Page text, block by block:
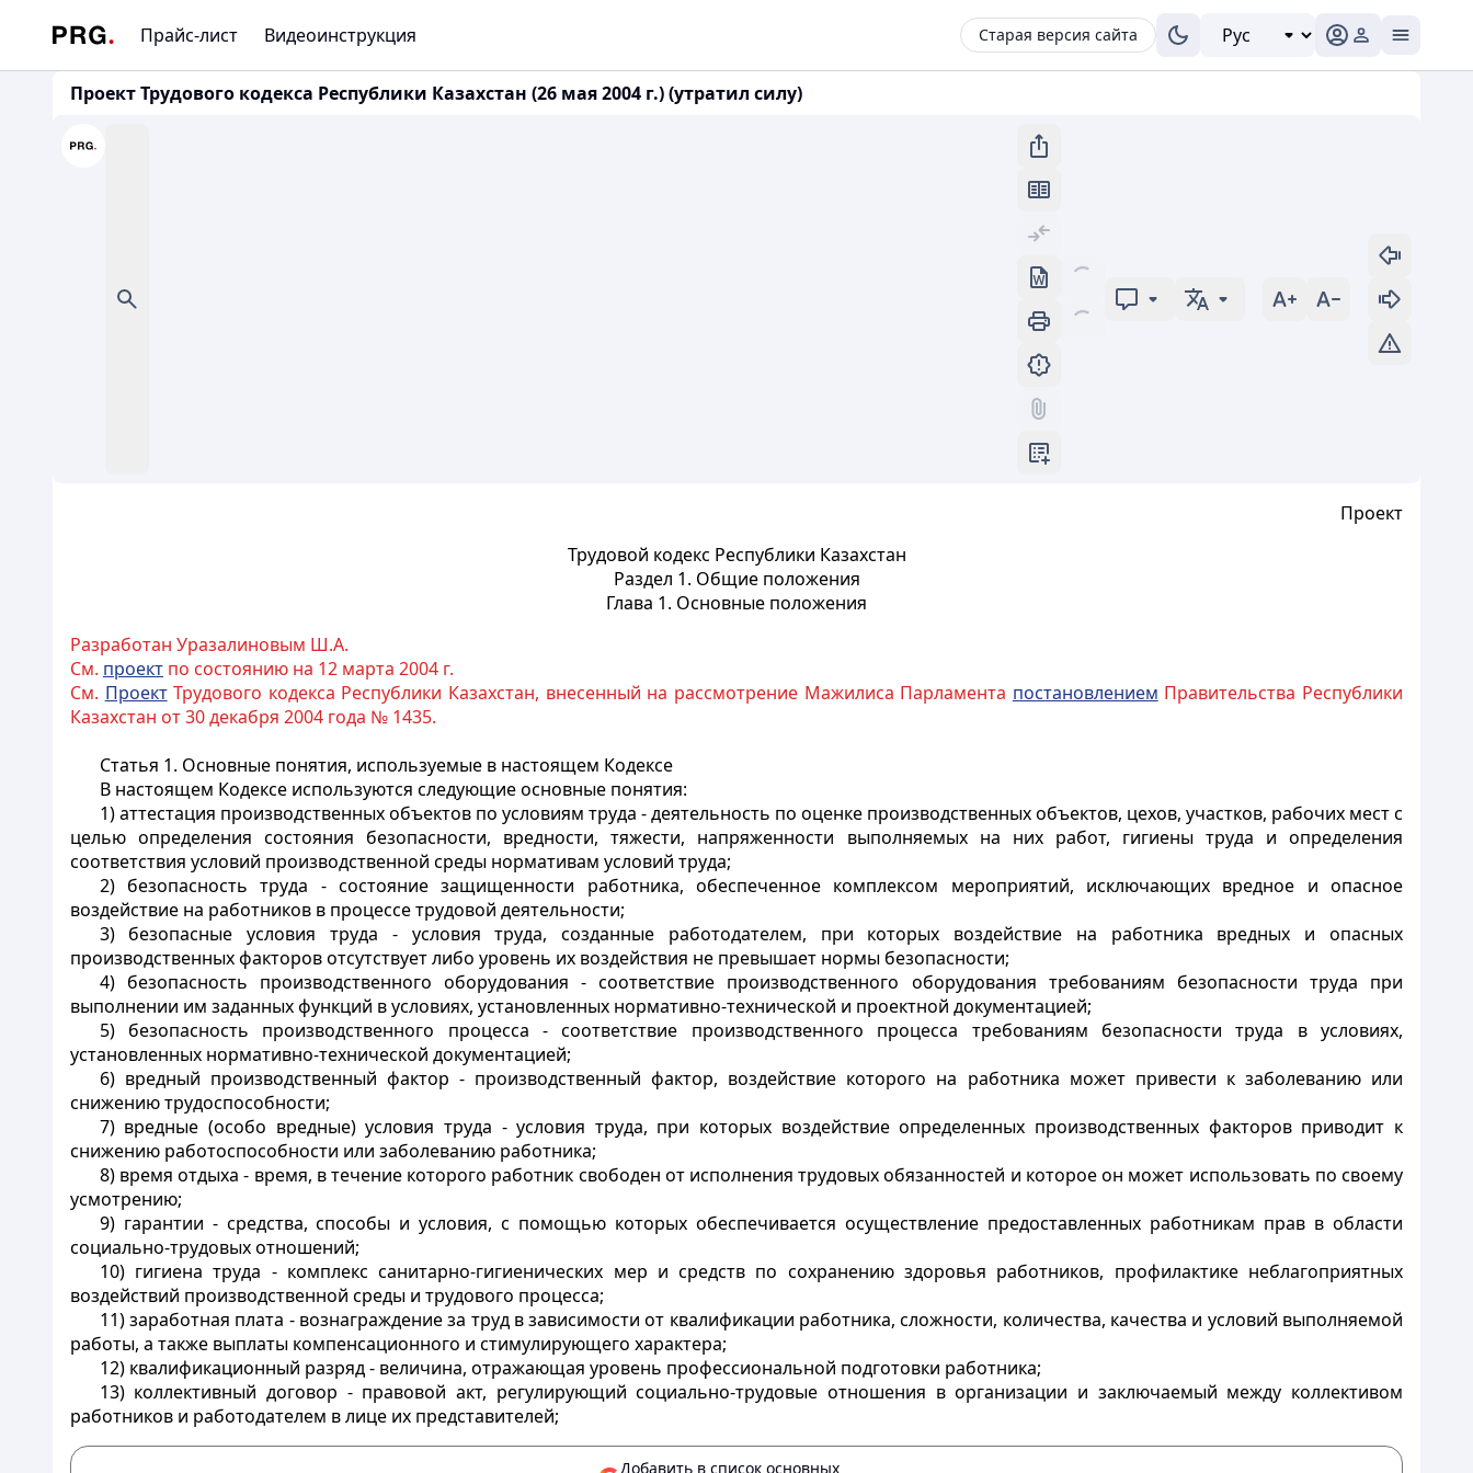
Прайс-лист Видеоинструкция Старая версия сайта
Проект Трудового кодекса Республики Казахстан (26 мая 2004 г.) (утратил силу)
Проект
Трудовой кодекс Республики Казахстан
Раздел 1. Общие положения
Глава 1. Основные положения
Разработан Уразалиновым Ш.А.
См. проект по состоянию на 12 марта 2004 г.
См. ПроектТрудового кодекса Республики Казахстан, внесенный на рассмотрение Мажилиса Парламента постановлением Правительства Республики
Казахстан от 30 декабря 2004 года № 1435.
Статья 1. Основные понятия, используемые в настоящем Кодексе
В настоящем Кодексе используются следующие основные понятия:
1) аттестация производственных объектов по условиям труда - деятельность по оценке производственных объектов, цехов, участков, рабочих мест с
целью определения состояния безопасности, вредности, тяжести, напряженности выполняемых на них работ, гигиены труда и определения
соответствия условий производственной среды нормативам условий труда;
2) безопасность труда - состояние защищенности работника, обеспеченное комплексом мероприятий, исключающих вредное и опасное
воздействие на работников в процессе трудовой деятельности;
3) безопасные условия труда - условия труда, созданные работодателем, при которых воздействие на работника вредных и опасных
производственных факторов отсутствует либо уровень их воздействия не превышает нормы безопасности;
4) безопасность производственного оборудования - соответствие производственного оборудования требованиям безопасности труда при
выполнении им заданных функций в условиях, установленных нормативно-технической и проектной документацией;
5) безопасность производственного процесса - соответствие производственного процесса требованиям безопасности труда в условиях,
установленных нормативно-технической документацией;
6) вредный производственный фактор - производственный фактор, воздействие которого на работника может привести к заболеванию или
снижению трудоспособности;
7) вредные (особо вредные) условия труда - условия труда, при которых воздействие определенных производственных факторов приводит к
снижению работоспособности или заболеванию работника;
8) время отдыха - время, в течение которого работник свободен от исполнения трудовых обязанностей и которое он может использовать по своему
усмотрению;
9) гарантии - средства, способы и условия, с помощью которых обеспечивается осуществление предоставленных работникам прав в области
социально-трудовых отношений;
10) гигиена труда - комплекс санитарно-гигиенических мер и средств по сохранению здоровья работников, профилактике неблагоприятных
воздействий производственной среды и трудового процесса;
11) заработная плата - вознаграждение за труд в зависимости от квалификации работника, сложности, количества, качества и условий выполняемой
работы, а также выплаты компенсационного и стимулирующего характера;
12) квалификационный разряд - величина, отражающая уровень профессиональной подготовки работника;
13) коллективный договор - правовой акт, регулирующий социально-трудовые отношения в организации и заключаемый между коллективом
работников и работодателем в лице их представителей;
Добавить в список основных